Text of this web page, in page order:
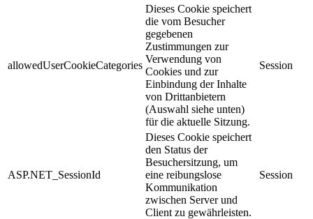
allowedUserCookieCategories
Dieses Cookie speichert
die vom Besucher
gegebenen
Zustimmungen zur
Verwendung von
Cookies und zur
Einbindung der Inhalte
von Drittanbietern
(Auswahl siehe unten)
für die aktuelle Sitzung.
Session
ASP.NET_SessionId
Dieses Cookie speichert
den Status der
Besuchersitzung, um
eine reibungslose
Kommunikation
zwischen Server und
Client zu gewährleisten.
Session